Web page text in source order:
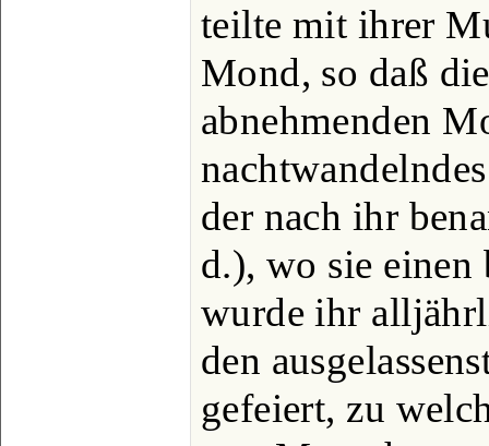
teilte mit ihrer
Mond, so daß
abnehmenden
der nach ihr
d.), wo sie einen
wurde ihr
den
gefeiert, zu